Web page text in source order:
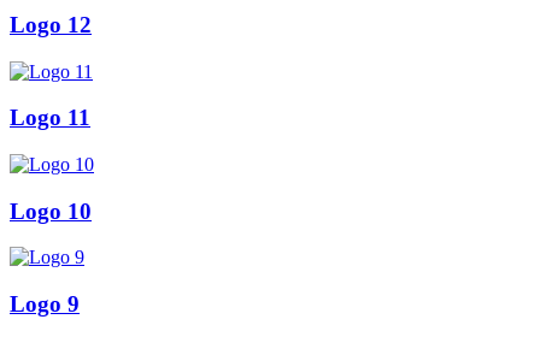
Logo 12
Logo 11
Logo 10
Logo 9